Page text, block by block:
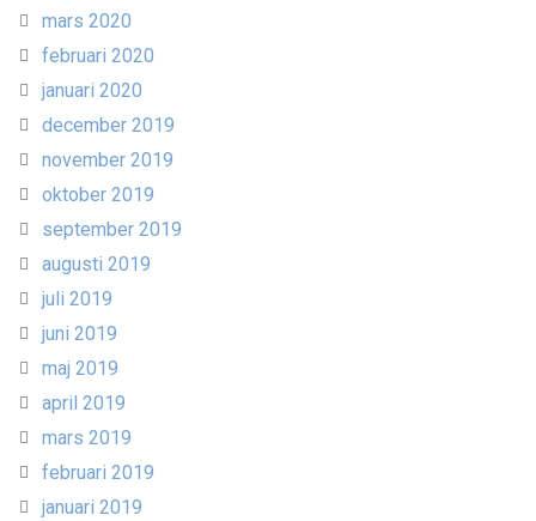
mars 2020
februari 2020
januari 2020
december 2019
november 2019
oktober 2019
september 2019
augusti 2019
juli 2019
juni 2019
maj 2019
april 2019
mars 2019
februari 2019
januari 2019